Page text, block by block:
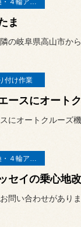
足廻り交換・４輪アライメント調整
ま
付け作業
ースにオート
にオートクルーズ
足廻り交換・４輪アライメント調整
セイの乗心地